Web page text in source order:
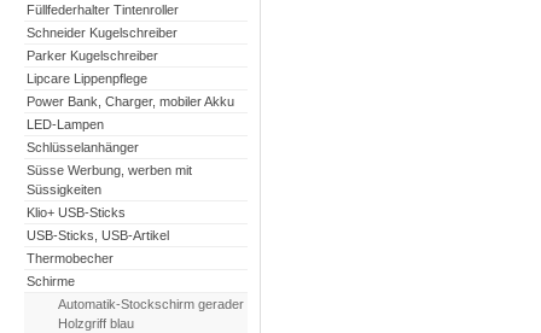
Füllfederhalter Tintenroller
Schneider Kugelschreiber
Parker Kugelschreiber
Lipcare Lippenpflege
Power Bank, Charger, mobiler Akku
LED-Lampen
Schlüsselanhänger
Süsse Werbung, werben mit
Süssigkeiten
Klio+ USB-Sticks
USB-Sticks, USB-Artikel
Thermobecher
Schirme
Automatik-Stockschirm gerader
Holzgriff blau